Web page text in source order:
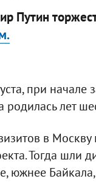
Путин
при
родилась лет
в
Тогда шли
южнее Байкала,